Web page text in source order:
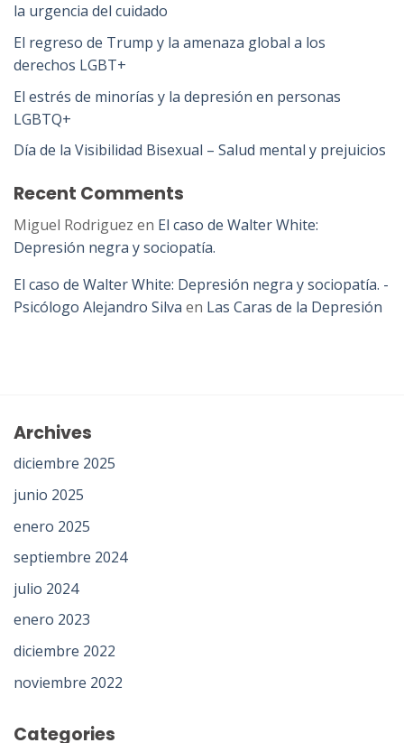
la urgencia del cuidado
El regreso de Trump y la amenaza global a los
derechos LGBT+
El estrés de minorías y la depresión en personas
LGBTQ+
Día de la Visibilidad Bisexual – Salud mental y prejuicios
Recent Comments
Miguel Rodriguez en El caso de Walter White:
Depresión negra y sociopatía.
El caso de Walter White: Depresión negra y sociopatía. -
Psicólogo Alejandro Silva en Las Caras de la Depresión
Archives
diciembre 2025
junio 2025
enero 2025
septiembre 2024
julio 2024
enero 2023
diciembre 2022
noviembre 2022
Categories